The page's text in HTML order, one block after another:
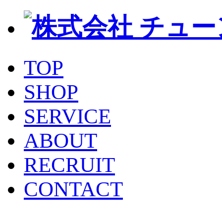
TOP
SHOP
SERVICE
ABOUT
RECRUIT
CONTACT